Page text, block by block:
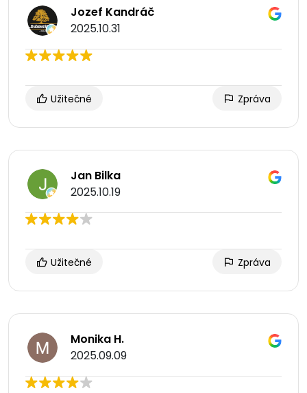
Jozef Kandráč
2025.10.31
Užitečné Zpráva
Jan Bilka
2025.10.19
Užitečné Zpráva
Monika H.
2025.09.09